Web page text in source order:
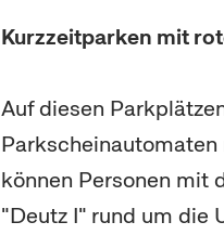
Kurzzeitparken mit
Auf diesen
können Personen mit
"Deutz I" rund um die